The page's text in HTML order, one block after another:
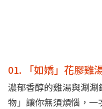
01. 「如嬌」花膠雞
濃郁香醇的雞湯與涮
物」讓你無須煩惱，